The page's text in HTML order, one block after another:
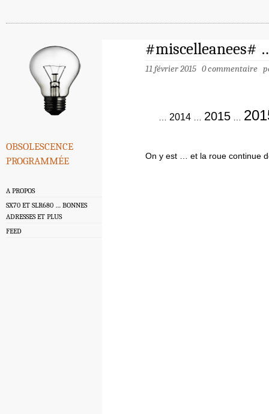
obsolescence
programmée
A PROPOS
SX70 ET SLR680 … BONNES
ADRESSES ET PLUS
FEED
#miscelleanees#
11 février 2015 0 commentaire
2014 2015
On y est … et la roue continue